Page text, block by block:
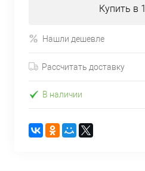
Купить в
Нашли дешевле
Рассчитать доставку
В наличии